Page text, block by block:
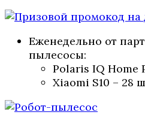
Еженедельно от
пылесосы:
Polaris IQ Home
Xiaomi S10 – 28